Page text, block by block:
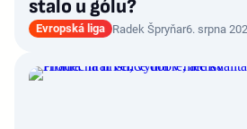
stalo u gólu?
Evropská liga Radek Špryňar6. srpna